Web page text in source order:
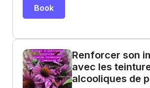
Book
Renforcer son
avec les
alcooliques de